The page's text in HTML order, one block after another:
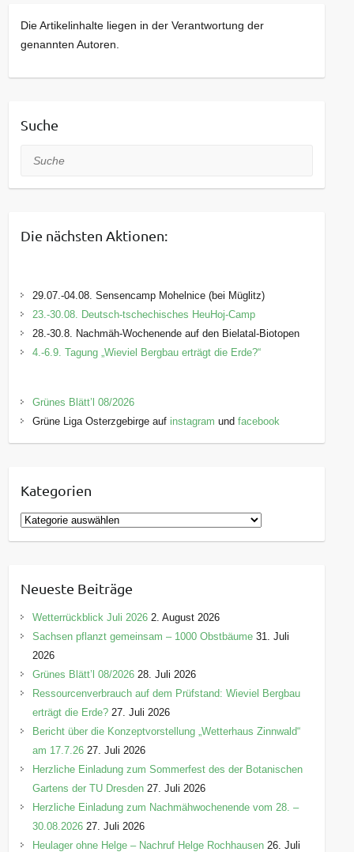
festen Gruppen besucht. Sobald Plätze in
diesen Gruppen frei werden, sind weitere
Die Artikelinhalte liegen in der Verantwortung der
genannten Autoren.
Suche
Suche
Die nächsten Aktionen:
29.07.-04.08. Sensencamp Mohelnice (bei Müglitz)
23.-30.08. Deutsch-tschechisches HeuHoj-Camp
28.-30.8. Nachmäh-Wochenende auf den Bielatal-Biotopen
4.-6.9. Tagung „Wieviel Bergbau erträgt die Erde?“
Grünes Blätt’l 08/2026
Grüne Liga Osterzgebirge auf instagram undfacebook
Kategorien
K
a
g
o
r
e
n
Neueste Beiträge
Wetterrückblick Juli 2026 2. August 2026
Sachsen pflanzt gemeinsam – 1000 Obstbäume 31. Juli
2026
Grünes Blätt’l 08/2026 28. Juli 2026
Ressourcenverbrauch auf dem Prüfstand: Wieviel Bergbau
erträgt die Erde? 27. Juli 2026
Bericht über die Konzeptvorstellung „Wetterhaus Zinnwald“
am 17.7.26 27. Juli 2026
Herzliche Einladung zum Sommerfest des der Botanischen
Gartens der TU Dresden 27. Juli 2026
Herzliche Einladung zum Nachmähwochenende vom 28. –
30.08.2026 27. Juli 2026
Heulager ohne Helge – Nachruf Helge Rochhausen 26. Juli